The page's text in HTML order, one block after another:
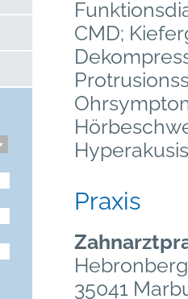
CMD;
Praxis
35041